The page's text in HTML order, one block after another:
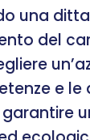
una
del
e le